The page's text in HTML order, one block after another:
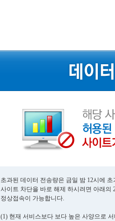
초과된 데이터 전송량은 금일 밤 12시에
사이트 차단을 바로 해제 하시려면 아래의
정상접속이 가능합니다.
(1) 현재 서비스보다 보다 높은 사양으로